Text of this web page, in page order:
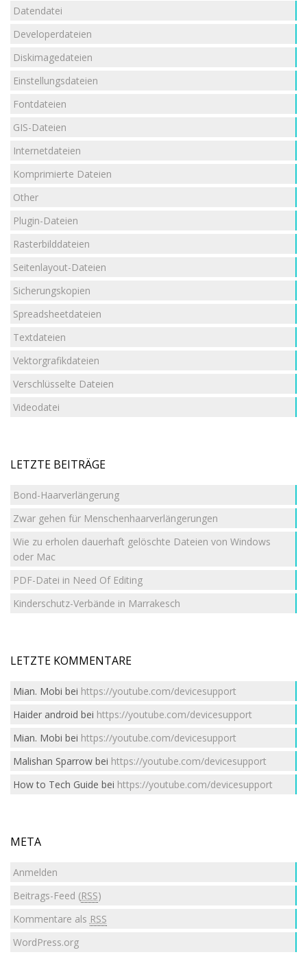
Datendatei
Developerdateien
Diskimagedateien
Einstellungsdateien
Fontdateien
GIS-Dateien
Internetdateien
Komprimierte Dateien
Other
Plugin-Dateien
Rasterbilddateien
Seitenlayout-Dateien
Sicherungskopien
Spreadsheetdateien
Textdateien
Vektorgrafikdateien
Verschlüsselte Dateien
Videodatei
LETZTE BEITRÄGE
Bond-Haarverlängerung
Zwar gehen für Menschenhaarverlängerungen
Wie zu erholen dauerhaft gelöschte Dateien von Windows
oder Mac
PDF-Datei in Need Of Editing
Kinderschutz-Verbände in Marrakesch
LETZTE KOMMENTARE
Mian. Mobi bei https://youtube.com/devicesupport
Haider android bei https://youtube.com/devicesupport
Mian. Mobi bei https://youtube.com/devicesupport
Malishan Sparrowbei https://youtube.com/devicesupport
How to Tech Guide bei https://youtube.com/devicesupport
META
Anmelden
Beitrags-Feed (RSS)
Kommentare als RSS
WordPress.org